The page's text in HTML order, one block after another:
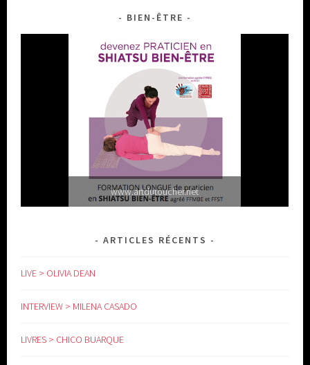
BIEN-ÊTRE
www.artdutoucher.net
ARTICLES RÉCENTS
LIVE > OLIVIA DEAN
INTERVIEW > MILENA CASADO
LIVRES > CHICO BUARQUE